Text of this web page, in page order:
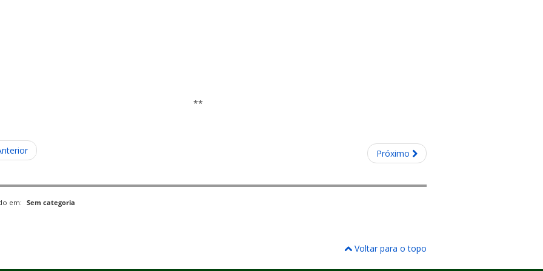
**
Próximo
em: Sem categoria
Voltar para o topo